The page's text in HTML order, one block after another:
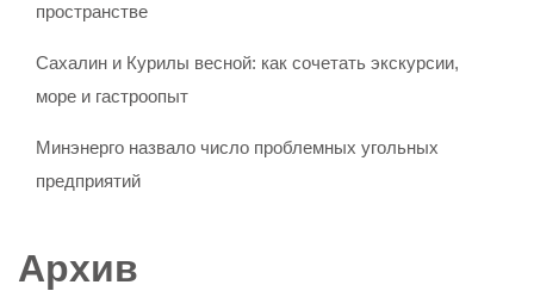
пространстве
Сахалин и Курилы весной: как сочетать экскурсии,
море и гастроопыт
Минэнерго назвало число проблемных угольных
предприятий
Архив